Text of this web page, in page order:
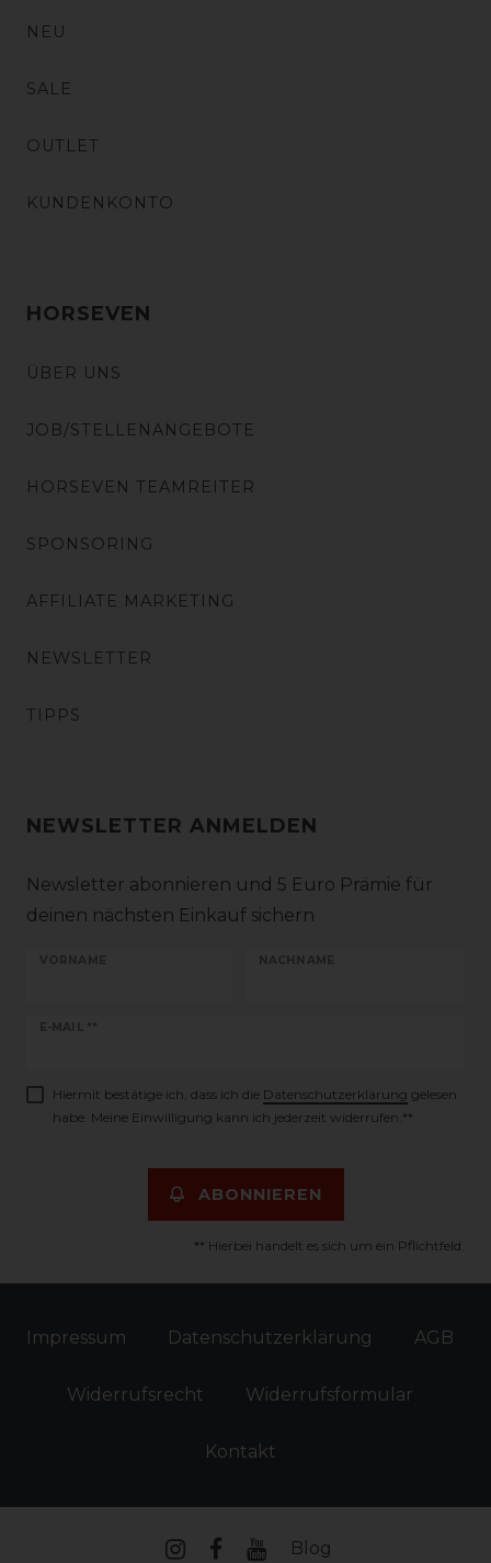
NEU
SALE
OUTLET
KUNDENKONTO
HORSEVEN
ÜBER UNS
JOB/STELLENANGEBOTE
HORSEVEN TEAMREITER
SPONSORING
AFFILIATE MARKETING
NEWSLETTER
TIPPS
NEWSLETTER ANMELDEN
Newsletter abonnieren und 5 Euro Prämie für
deinen nächsten Einkauf sichern
VORNAME NACHNAME
E-MAIL **
Newsletter
Hiermit bestätige ich, dass ich die Daten­schutz­erklärung gelesen
habe. Meine Einwilligung kann ich jederzeit widerrufen.**
ABONNIEREN
** Hierbei handelt es sich um ein Pflichtfeld.
Impressum Daten­schutz­erklärung AGB
Widerrufs­recht Widerrufs­formular
Kontakt
Blog